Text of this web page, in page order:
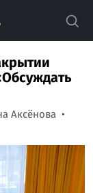
Аксёнова